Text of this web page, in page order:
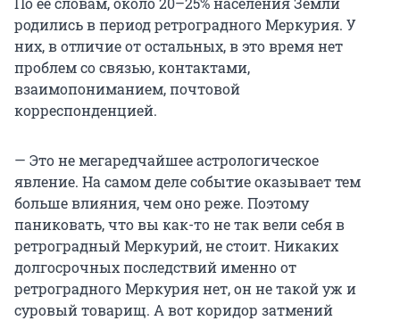
родились в период ретроградного Меркурия. У
них, в отличие от остальных, в это время нет
проблем со связью, контактами,
взаимопониманием, почтовой
корреспонденцией.
— Это не мегаредчайшее астрологическое
явление. На самом деле событие оказывает тем
больше влияния, чем оно реже. Поэтому
паниковать, что вы как-то не так вели себя в
ретроградный Меркурий, не стоит. Никаких
долгосрочных последствий именно от
ретроградного Меркурия нет, он не такой уж и
суровый товарищ. А вот коридор затмений